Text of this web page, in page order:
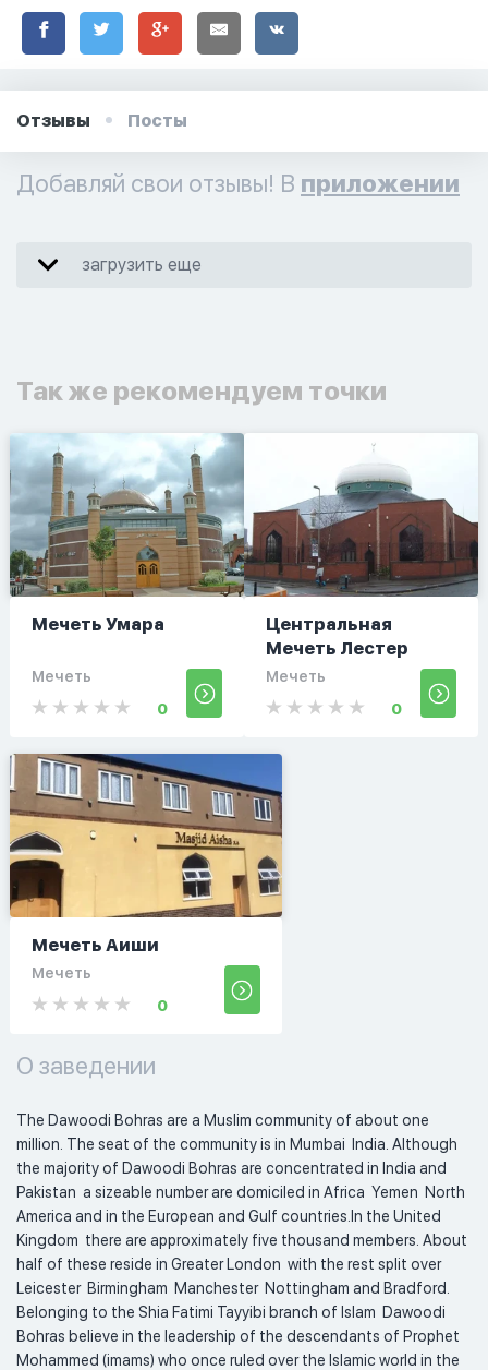
Отзывы Посты
Добавляй свои отзывы! В приложении
загрузить еще
Так же рекомендуем точки
Мечеть Умара
Мечеть
0
Центральная
Мечеть Лестер
Мечеть
0
Мечеть Аиши
Мечеть
0
О заведении
The Dawoodi Bohras are a Muslim community of about one
million. The seat of the community is in Mumbai  India. Although
the majority of Dawoodi Bohras are concentrated in India and
Pakistan  a sizeable number are domiciled in Africa  Yemen  North
America and in the European and Gulf countries.In the United
Kingdom  there are approximately five thousand members. About
half of these reside in Greater London  with the rest split over
Leicester  Birmingham  Manchester  Nottingham and Bradford.
Belonging to the Shia Fatimi Tayyibi branch of Islam  Dawoodi
Bohras believe in the leadership of the descendants of Prophet
Mohammed (imams) who once ruled over the Islamic world in the